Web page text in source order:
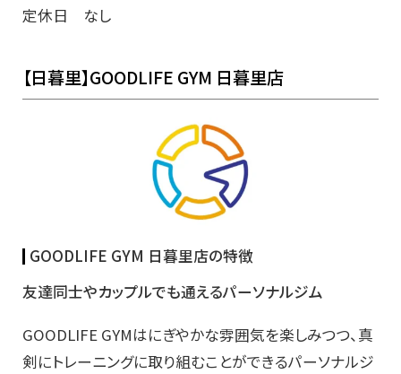
定休日 なし
【日暮里】GOODLIFE GYM 日暮里店
GOODLIFE GYM 日暮里店の特徴
友達同士やカップルでも通えるパーソナルジム
GOODLIFE GYMはにぎやかな雰囲気を楽しみつつ、真
剣にトレーニングに取り組むことができるパーソナルジ